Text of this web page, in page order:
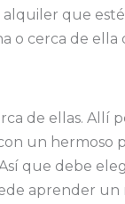
que
o cerca de ella
de ellas. Allí
un hermoso
que debe
aprender